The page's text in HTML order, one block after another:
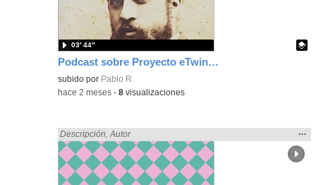
Podcast sobre Proyecto eTwinning Antoni Gaudí nº 8 (en castellano)
Contenido educativo.
subido por Pablo R.
03′ 44″
-hace 2 meses -8 visualizaciones
Encontrado «Asturias» en:
Descripción ,Autor
la
…